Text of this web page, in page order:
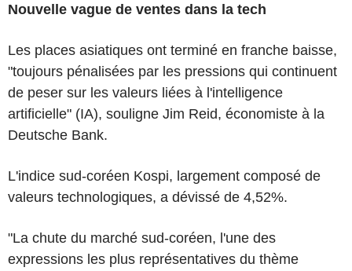
Nouvelle vague de ventes dans la tech
Les places asiatiques ont terminé en franche baisse,
"toujours pénalisées par les pressions qui continuent
de peser sur les valeurs liées à l'intelligence
artificielle" (IA), souligne Jim Reid, économiste à la
Deutsche Bank.
L'indice sud-coréen Kospi, largement composé de
valeurs technologiques, a dévissé de 4,52%.
"La chute du marché sud-coréen, l'une des
expressions les plus représentatives du thème